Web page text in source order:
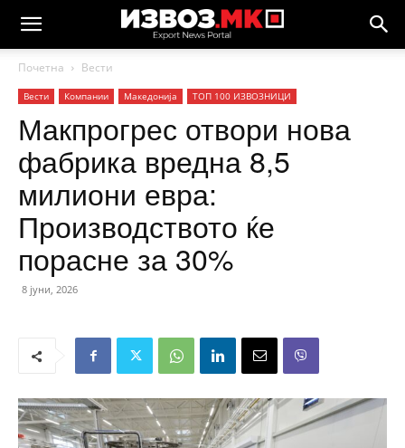
Почетна Вести
Вести Компании Македонија ТОП 100 ИЗВОЗНИЦИ
Макпрогрес отвори нова
фабрика вредна 8,5
милиони евра:
Производството ќе
порасне за 30%
8 јуни, 2026